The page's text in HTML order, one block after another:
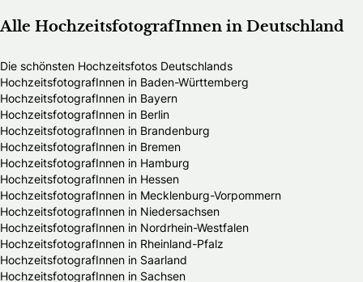
Alle HochzeitsfotografInnen in Deutschland
Die schönsten Hochzeitsfotos Deutschlands
HochzeitsfotografInnen in Baden-Württemberg
HochzeitsfotografInnen in Bayern
HochzeitsfotografInnen in Berlin
HochzeitsfotografInnen in Brandenburg
HochzeitsfotografInnen in Bremen
HochzeitsfotografInnen in Hamburg
HochzeitsfotografInnen in Hessen
HochzeitsfotografInnen in Mecklenburg-Vorpommern
HochzeitsfotografInnen in Niedersachsen
HochzeitsfotografInnen in Nordrhein-Westfalen
HochzeitsfotografInnen in Rheinland-Pfalz
HochzeitsfotografInnen in Saarland
HochzeitsfotografInnen in Sachsen